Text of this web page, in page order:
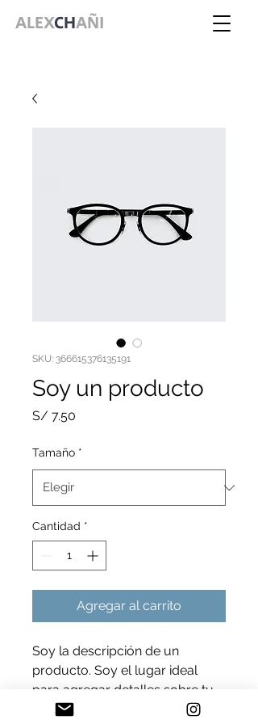
ALEXCHAÑI
SKU: 366615376135191
Soy un producto
S/ 7.50
Tamaño *
Cantidad *
Agregar al carrito
Soy la descripción de un
producto. Soy el lugar ideal
para agregar detalles sobre tu
producto, así como tamaño,